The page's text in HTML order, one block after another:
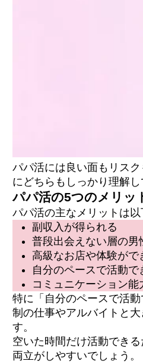
パパ活には良い面もリス
にどちらもしっかり理解し
パパ活の5つのメリッ
パパ活の主なメリットは以
副収入が得られる
普段出会えない層の男
高級なお店や体験がで
自分のペースで活動で
コミュニケーション能
特に「自分のペースで活
制の仕事やアルバイトと
す。
空いた時間だけ活動でき
両立がしやすいでしょう。